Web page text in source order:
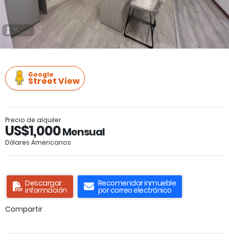
Google
Street View
Precio de alquiler
US$1,000Mensual
Dólares Americanos
Descargar
información
Recomendar inmueble
por correo electrónico
Compartir